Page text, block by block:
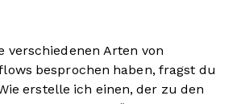
verschiedenen Arten von
besprochen haben, fragst du
erstelle ich einen, der zu den